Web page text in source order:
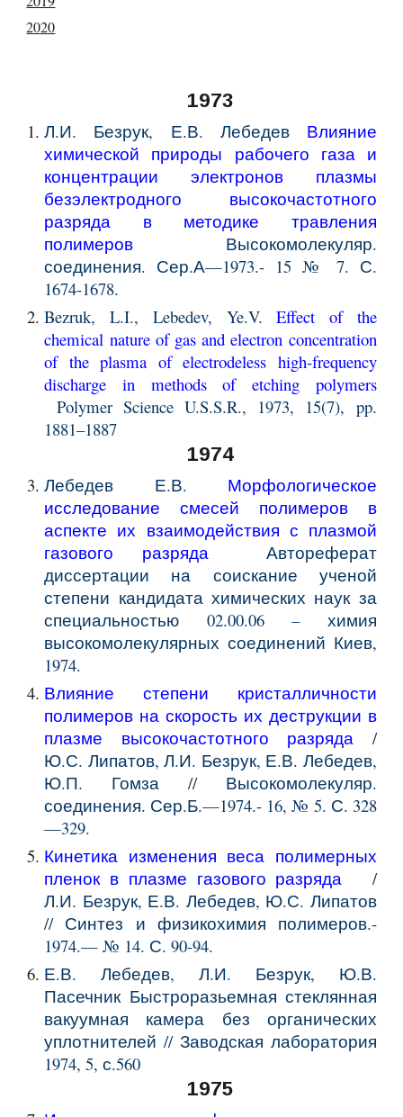
2020
1973
Л.И. Безрук, Е.В. Лебедев Влияние
химической природы рабочего газа и
концентрации электронов плазмы
безэлектродного высокочастотного
разряда в методике травления
полимеров Высокомолекуляр.
соединения. Сер.А—1973.- 15 № 7. С.
1674-1678.
Bezruk, L.I., Lebedev, Ye.V.Effect of the
chemical nature of gas and electron concentration
of the plasma of electrodeless high-frequency
discharge in methods of etching polymers
Polymer Science U.S.S.R., 1973, 15(7), pp.
1881–1887
1974
Лебедев Е.В. Морфологическое
исследование смесей полимеров в
аспекте их взаимодействия с плазмой
газового разряда
Автореферат
диссертации на соискание ученой
степени кандидата химических наук за
специальностью 02.00.06 – химия
высокомолекулярных соединений Киев,
1974.
Влияние степени кристалличности
полимеров на скорость их деструкции в
плазме высокочастотного разряда /
Ю.С. Липатов, Л.И. Безрук, Е.В. Лебедев,
Ю.П. Гомза // Высокомолекуляр.
соединения. Сер.Б.—1974.- 16, № 5. С. 328
—329.
Кинетика изменения веса полимерных
пленок в плазме газового разряда /
Л.И. Безрук, Е.В. Лебедев, Ю.С. Липатов
// Синтез и физикохимия полимеров.-
1974.— № 14. С. 90-94.
Е.В. Лебедев, Л.И. Безрук, Ю.В.
Пасечник Быстроразьемная стеклянная
вакуумная камера без органических
уплотнителей // Заводская лаборатория
1974, 5, с.560
1975